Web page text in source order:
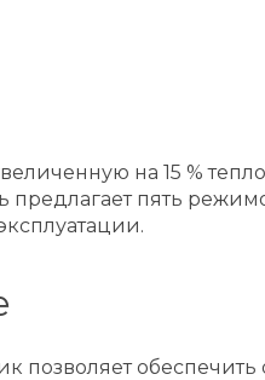
на 15 %
пять
обеспечить